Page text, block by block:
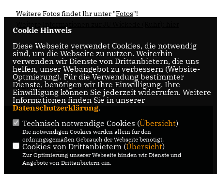
Weitere Fotos findet Ihr unter "Fotos"!
12.01.2010, 21:49 Uhr
Wickede
Cookie Hinweis
Diese Webseite verwendet Cookies, die notwendig
sind, um die Webseite zu nutzen. Weiterhin
verwenden wir Dienste von Drittanbietern, die uns
helfen, unser Webangebot zu verbessern (Website-
Optmierung). Für die Verwendung bestimmter
Dienste, benötigen wir Ihre Einwilligung. Ihre
Einwilligung können Sie jederzeit widerrufen. Weitere
Informationen finden Sie in unserer
Datenschutzerklärung.
Technisch notwendige Cookies (Übersicht)
Die notwendigen Cookies werden allein für den
ordnungsgemäßen Gebrauch der Webseite benötigt.
Cookies von Drittanbietern (Übersicht)
Zur Optimierung unserer Webseite binden wir Dienste und
Angebote von Drittanbietern ein.